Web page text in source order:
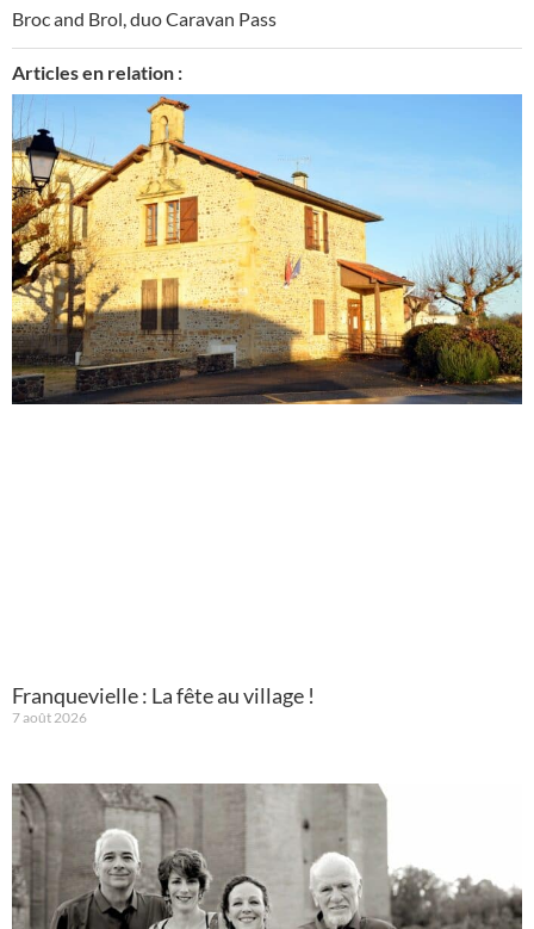
Broc and Brol duo Caravan Pass
Articles en relation :
Franquevielle : La fête au village !
7 août 2026